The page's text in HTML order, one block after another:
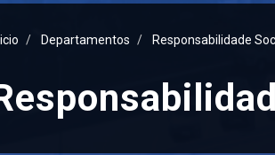
Departamentos Responsabilidade